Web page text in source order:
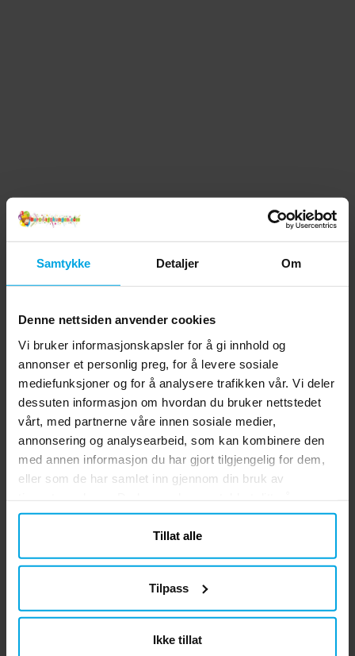
Samtykke Detaljer Om
Denne nettsiden anvender cookies
Vi bruker informasjonskapsler for å gi innhold og
annonser et personlig preg, for å levere sosiale
mediefunksjoner og for å analysere trafikken vår. Vi deler
dessuten informasjon om hvordan du bruker nettstedet
vårt, med partnerne våre innen sosiale medier,
annonsering og analysearbeid, som kan kombinere den
med annen informasjon du har gjort tilgjengelig for dem,
eller som de har samlet inn gjennom din bruk av
helst.
Tillat alle
Tilpass
Ikke tillat